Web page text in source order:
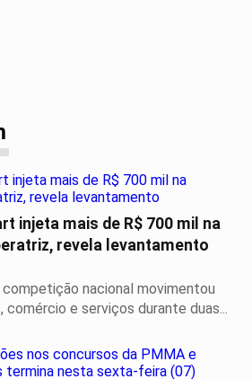
injeta mais de R$ 700 mil na
revela levantamento
competição nacional movimentou
comércio e serviços durante duas...